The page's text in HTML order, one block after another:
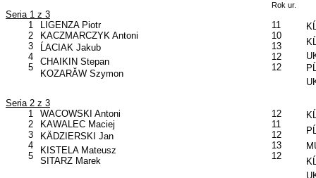
Rok ur.
Seria 1 z 3
1
2
3
4
5
LIGENZA Piotr
KACZMARCZYK Antoni
ĹACIAK Jakub
CHAIKIN Stepan
KOZARĂW Szymon
11
10
13
12
12
Seria 2 z 3
1
2
3
4
5
WACOWSKI Antoni
KAWALEC Maciej
KÄDZIERSKI Jan
KISTELA Mateusz
SITARZ Marek
12
11
12
13
12